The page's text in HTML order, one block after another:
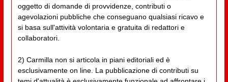
oggetto di domande di provvidenze, contributi o
agevolazioni pubbliche che conseguano qualsiasi ricavo e
si basa sull'attività volontaria e gratuita di redattori e
collaboratori.
2) Carmilla non si articola in piani editoriali ed è
esclusivamente on line. La pubblicazione di contributi su